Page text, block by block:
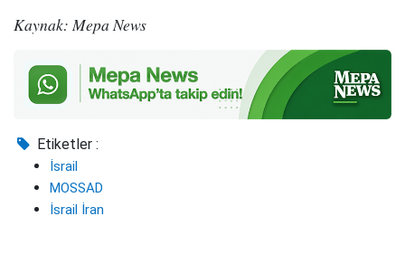
Kaynak: Mepa News
Etiketler :
İsrail
MOSSAD
İsrail İran